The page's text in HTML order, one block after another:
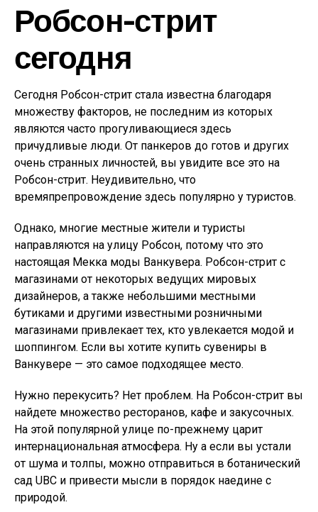
Робсон-стрит
сегодня
Сегодня Робсон-стрит стала известна благодаря
множеству факторов, не последним из которых
являются часто прогуливающиеся здесь
причудливые люди. От панкеров до готов и других
очень странных личностей, вы увидите все это на
Робсон-стрит. Неудивительно, что
времяпрепровождение здесь популярно у туристов.
Однако, многие местные жители и туристы
направляются на улицу Робсон, потому что это
настоящая Мекка моды Ванкувера. Робсон-стрит с
магазинами от некоторых ведущих мировых
дизайнеров, а также небольшими местными
бутиками и другими известными розничными
магазинами привлекает тех, кто увлекается модой и
шоппингом. Если вы хотите купить сувениры в
Ванкувере — это самое подходящее место.
Нужно перекусить? Нет проблем. На Робсон-стрит вы
найдете множество ресторанов, кафе и закусочных.
На этой популярной улице по-прежнему царит
интернациональная атмосфера. Ну а если вы устали
от шума и толпы, можно отправиться в ботанический
сад UBC и привести мысли в порядок наедине с
природой.